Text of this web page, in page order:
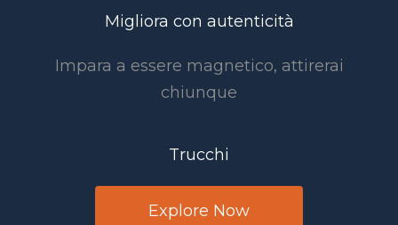
Migliora con autenticità
Impara a essere magnetico, attirerai
chiunque
Trucchi
Explore Now